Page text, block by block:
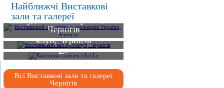
Найближчі Виставкові
зали та галереї
Виставковий зал спілки
художників України,
Чернігів
Виставковий зал Арт-
клуб, Чернігів
Картинна галерея «Art
L»
Всі Виставкові зали та галереї
Чернігів